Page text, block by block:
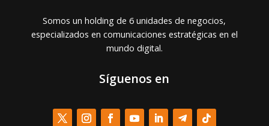
Somos un holding de 6 unidades de negocios,
especializados en comunicaciones estratégicas en el
mundo digital.
Síguenos en